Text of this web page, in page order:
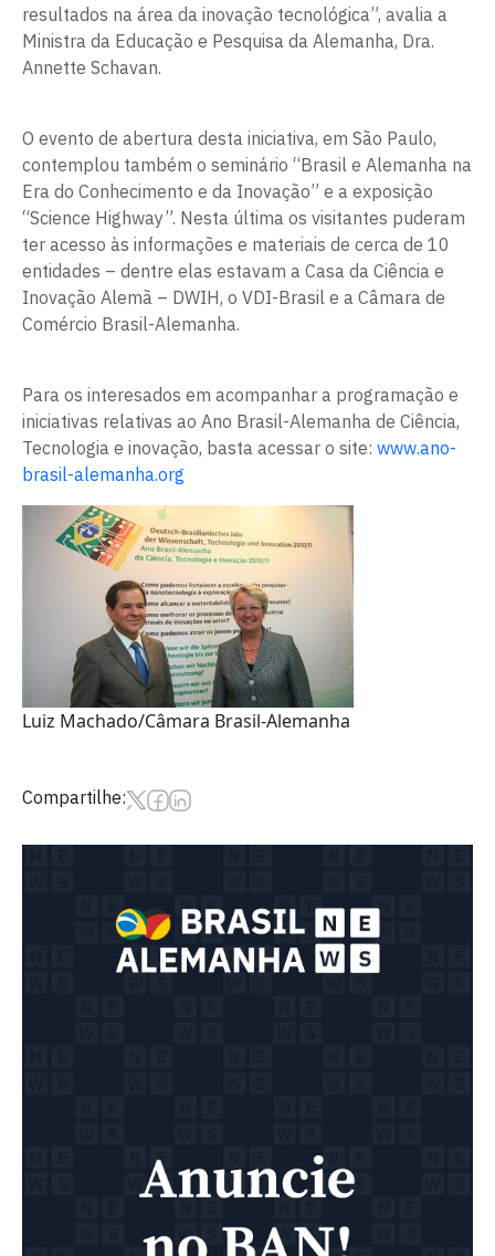
resultados na área da inovação tecnológica”, avalia a
Ministra da Educação e Pesquisa da Alemanha, Dra.
Annette Schavan.
O evento de abertura desta iniciativa, em São Paulo,
contemplou também o seminário “Brasil e Alemanha na
Era do Conhecimento e da Inovação” e a exposição
“Science Highway”. Nesta última os visitantes puderam
ter acesso às informações e materiais de cerca de 10
entidades – dentre elas estavam a Casa da Ciência e
Inovação Alemã – DWIH, o VDI-Brasil e a Câmara de
Comércio Brasil-Alemanha.
Para os interesados em acompanhar a programação e
iniciativas relativas ao Ano Brasil-Alemanha de Ciência,
Tecnologia e inovação, basta acessar o site: www.ano-
brasil-alemanha.org
Luiz Machado/Câmara Brasil-Alemanha
Compartilhe: